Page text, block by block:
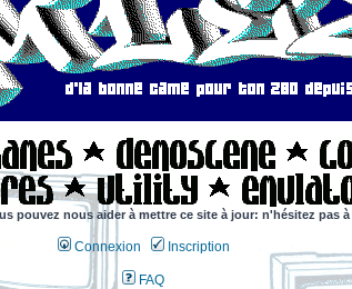
pouvez nous aider à mettre ce site à jour: n'hésitez pas à
Connexion Inscription
FAQ